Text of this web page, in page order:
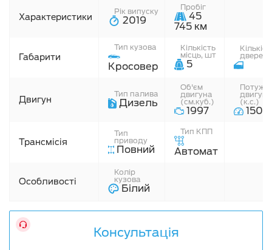
Характеристики
Рік випуску
2019
Пробіг
45
745 км
Габарити
Тип кузова
Кросовер
Кiлькiсть
мiсць, шт
5
Двигун
Тип палива
Дизель
Об'єм
двигуна
(см.куб.)
1997
двигуна
(к.с.)
150
Трансмісія
Тип
приводу
Повний
Тип КПП
Автомат
Особливості
Колір
кузова
Білий
Консультація